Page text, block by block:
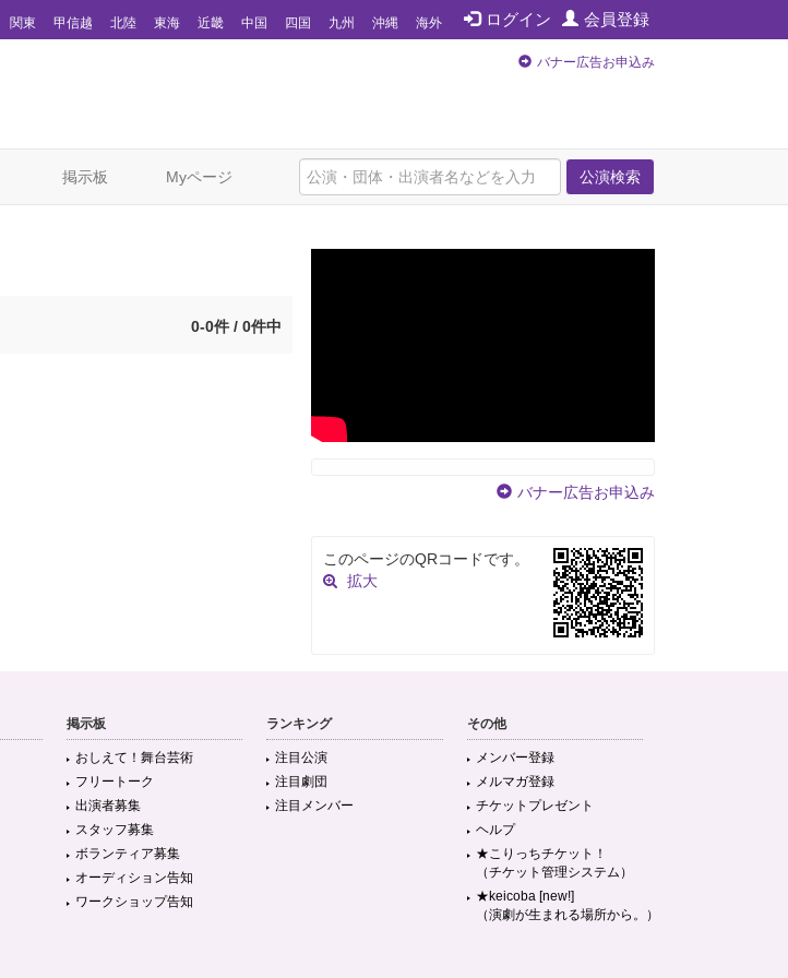
ログイン 会員登録
関東 甲信越 北陸 東海 近畿 中国 四国 九州 沖縄 海外
バナー広告お申込み
公演検索
掲示板 Myページ
0-0件 / 0件中
バナー広告お申込み
このページのQRコードです。
拡大
掲示板
おしえて！舞台芸術
フリートーク
出演者募集
スタッフ募集
ボランティア募集
オーディション告知
ワークショップ告知
ランキング
注目公演
注目劇団
注目メンバー
その他
メンバー登録
メルマガ登録
チケットプレゼント
ヘルプ
★こりっちチケット！
（チケット管理システム）
★keicoba [new!]
（演劇が生まれる場所から。）